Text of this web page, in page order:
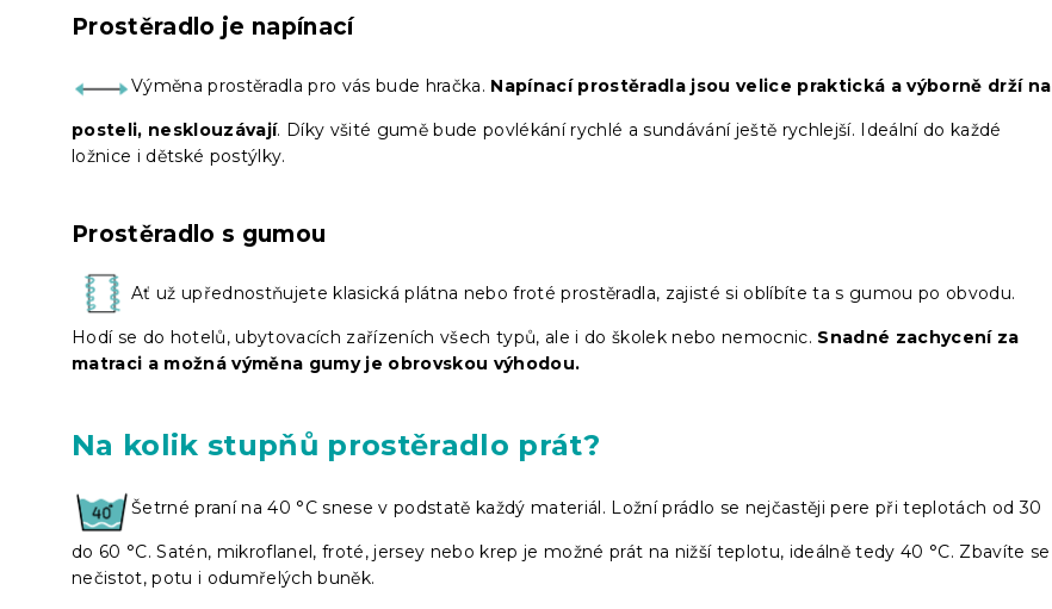
Prostěradlo je napínací
Výměna prostěradla pro vás bude hračka. Napínací prostěradla jsou velice praktická a výborně drží na
posteli, nesklouzávají. Díky všité gumě bude povlékání rychlé a sundávání ještě rychlejší. Ideální do každé
ložnice i dětské postýlky.
Prostěradlo s gumou
Ať už upřednostňujete klasická plátna nebo froté prostěradla, zajisté si oblíbíte ta s gumou po obvodu.
Hodí se do hotelů, ubytovacích zařízeních všech typů, ale i do školek nebo nemocnic. Snadné zachycení za
matraci a možná výměna gumy je obrovskou výhodou.
Na kolik stupňů prostěradlo prát?
Šetrné praní na 40 °C snese v podstatě každý materiál. Ložní prádlo se nejčastěji pere při teplotách od 30
do 60 °C. Satén, mikroflanel, froté, jersey nebo krep je možné prát na nižší teplotu, ideálně tedy 40 °C. Zbavíte se
nečistot, potu i odumřelých buněk.